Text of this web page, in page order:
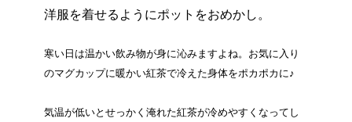
洋服を着せるようにポットをおめかし。
寒い日は温かい飲み物が身に沁みますよね。お気に入り
のマグカップに暖かい紅茶で冷えた身体をポカポカに♪
気温が低いとせっかく淹れた紅茶が冷めやすくなってし